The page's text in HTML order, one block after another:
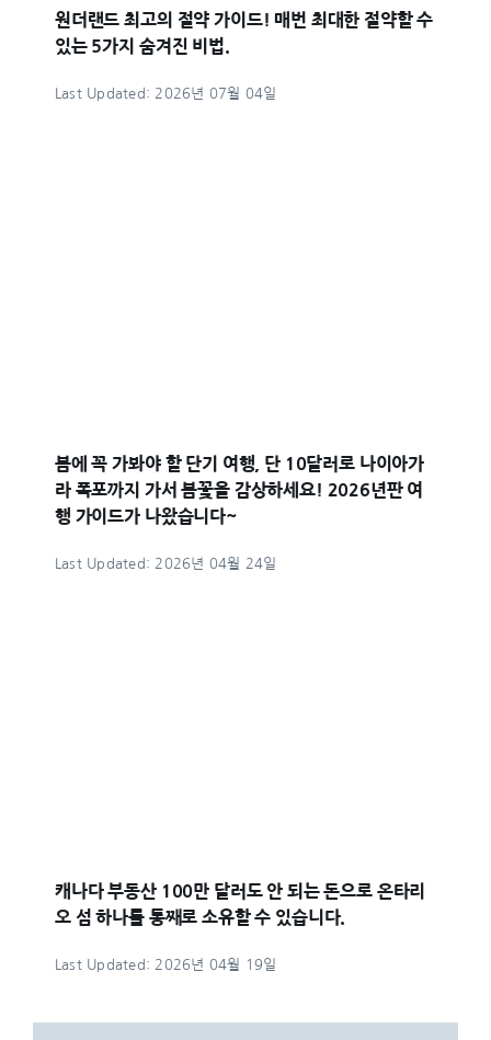
원더랜드 최고의 절약 가이드! 매번 최대한 절약할 수
있는 5가지 숨겨진 비법.
Last Updated: 2026년 07월 04일
봄에 꼭 가봐야 할 단기 여행, 단 10달러로 나이아가
라 폭포까지 가서 봄꽃을 감상하세요! 2026년판 여
행 가이드가 나왔습니다~
Last Updated: 2026년 04월 24일
캐나다 부동산 100만 달러도 안 되는 돈으로 온타리
오 섬 하나를 통째로 소유할 수 있습니다.
Last Updated: 2026년 04월 19일